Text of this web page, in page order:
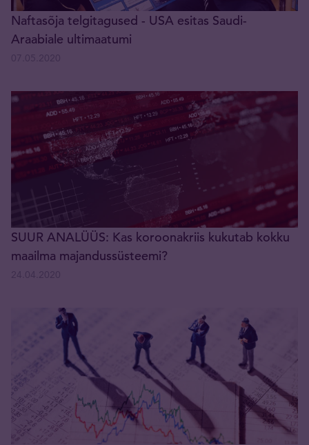
Naftasõja telgitagused - USA esitas Saudi-
Araabiale ultimaatumi
SUUR ANALÜÜS: Kas koroonakriis kukutab kokku
maailma majandussüsteemi?